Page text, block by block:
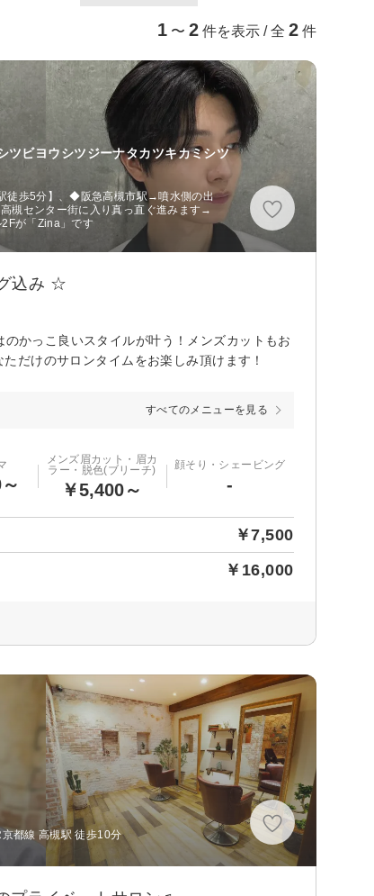
1 〜 2 件を表示 / 全 2 件
ツビヨウシツジーナタカツキカミシツ
徒歩5分】、◆阪急高槻市駅→噴水側の出
槻センター街に入り真っ直ぐ進みます→
が「Zina」です
込み ☆
かっこ良いスタイルが叶う！メンズカットもお
だけのサロンタイムをお楽しみ頂けます！
すべてのメニューを見る
メンズ眉カット・眉カ
ラー・脱色(ブリーチ)
￥5,400～
顔そり・シェービング
-
￥7,500
￥16,000
都線 高槻駅 徒歩10分